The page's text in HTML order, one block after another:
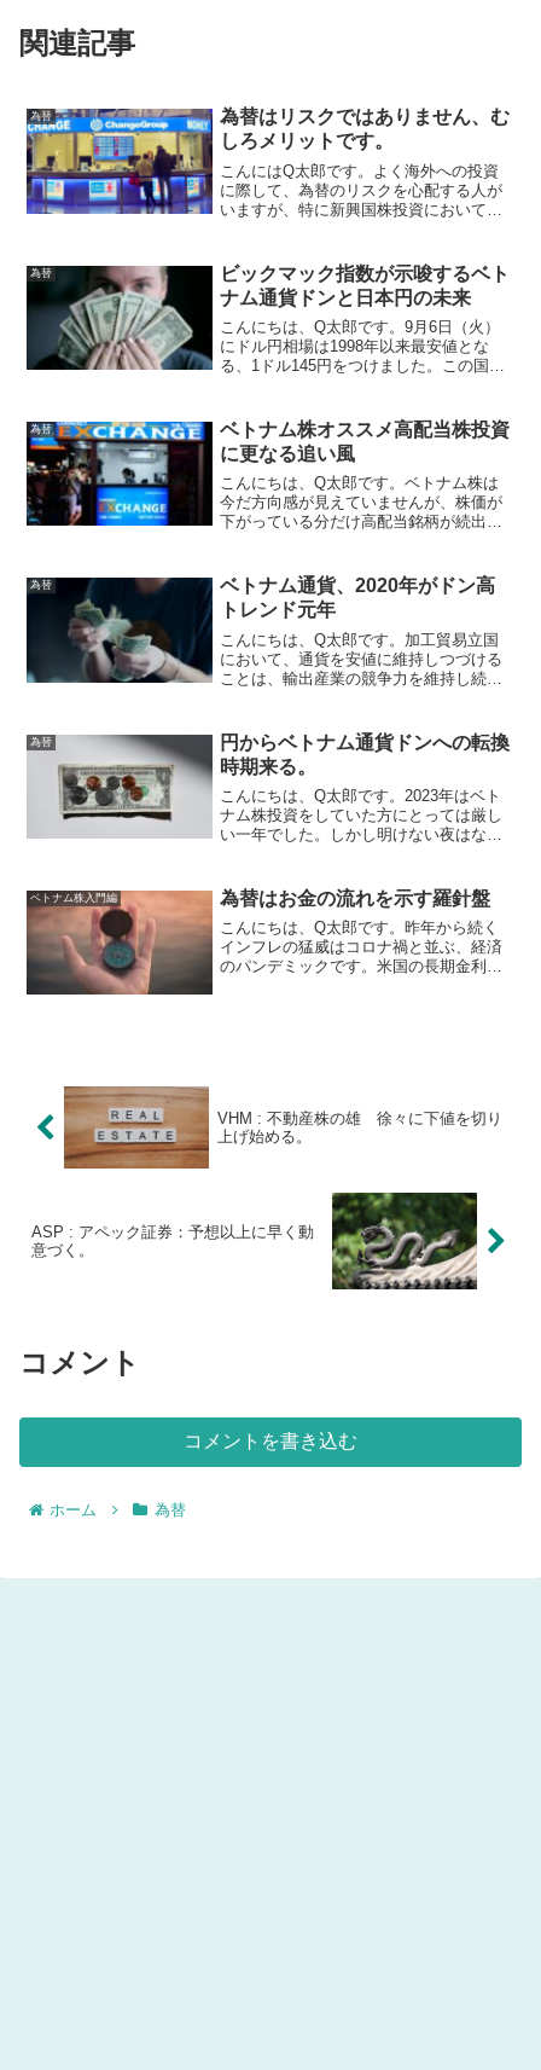
関連記事
為替
為替はリスクではありません、む
しろメリットです。
こんにはQ太郎です。よく海外への投資
に際して、為替のリスクを心配する人が
いますが、特に新興国株投資において為
陽の昇る国への投資に際し、為替は忘れ
なさい。投資をしたら全て...
為替
ビックマック指数が示唆するベト
ナム通貨ドンと日本円の未来
こんにちは、Q太郎です。9月6日（火）
にドル円相場は1998年以来最安値とな
る、1ドル145円をつけました。この国力
れはベトナムのビックマック指数が日本
のビックマック指...
為替
ベトナム株オススメ高配当株投資
に更なる追い風
こんにちは、Q太郎です。ベトナム株は
今だ方向感が見えていませんが、株価が
下がっている分だけ高配当銘柄が続出し
くばかり、どうしたら良いものかと悩ん
でいる方も多いのでは。邱...
為替
ベトナム通貨、2020年がドン高
トレンド元年
こんにちは、Q太郎です。加工貿易立国
において、通貨を安値に維持しつづける
ことは、輸出産業の競争力を維持し続け
ベトナムを「 為替操作国 」に認定
2020年12月16日の日...
為替
円からベトナム通貨ドンへの転換
時期来る。
こんにちは、Q太郎です。2023年はベト
ナム株投資をしていた方にとっては厳し
い一年でした。しかし明けない夜はない
す。Q太郎株の儲けはガマン料、師の教
えです。株価が動意...
ベトナム株入門編 為替はお金の流れを示す羅針盤
こんにちは、Q太郎です。昨年から続く
インフレの猛威はコロナ禍と並ぶ、経済
のパンデミックです。米国の長期金利が
VHM : 不動産株の雄 徐々に下値を切り
上げ始める。
ASP : アペック証券：予想以上に早く動
意づく。
コメント
コメントを書き込む
ホーム 為替